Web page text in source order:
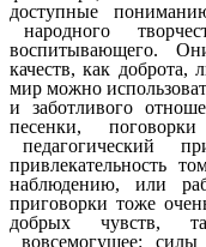
доступные
народного
воспитывающего.
качеств, как
мир можно
и заботливого
песенки,
педагогический
привлекательность
наблюдению, или
приговорки тоже
добрых чувств,
вовсемогущее: